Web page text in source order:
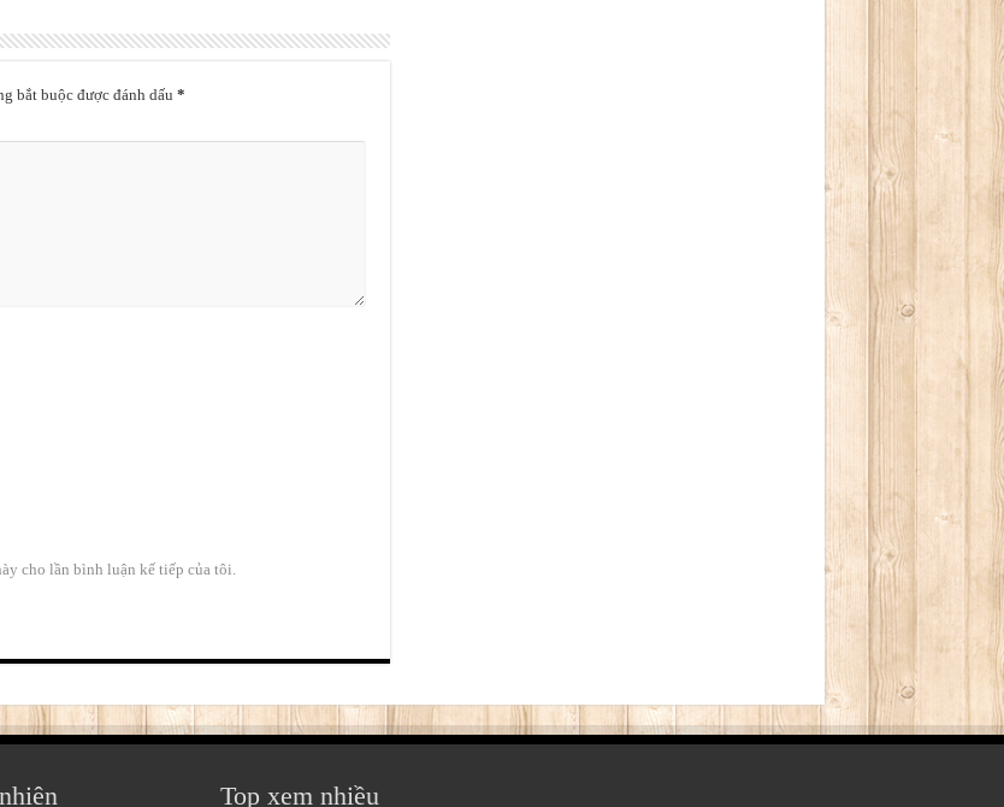
bắt buộc được đánh dấu *
cho lần bình luận kế tiếp của tôi.
Top xem nhiều